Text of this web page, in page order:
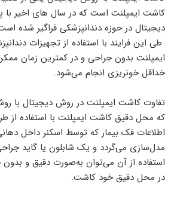
کاشت ایمپلنت است که در سال های اخیر با
دیجیتال در حوزه دندانپزشکی فراگیر شده
طی این فرایند با استفاده از تجهیزات
ایمپلنت بدون جراحی و در کمترین زمان
خداقل خونریزی انجام می‌شود.
تفاوت کاشت ایمپلنت در روش دیجیتال با
که محل دقیق کاشت ایمپلنت با استفاده از
اطلاعات فک بیمار که توسط اسکنر داخل
مدل‌سازی می‌گردد و یک شابلون یا گاید
استفاده از آن می‌توان به‌صورت دقیق و بدون
در محل دقیق خود کاشت.